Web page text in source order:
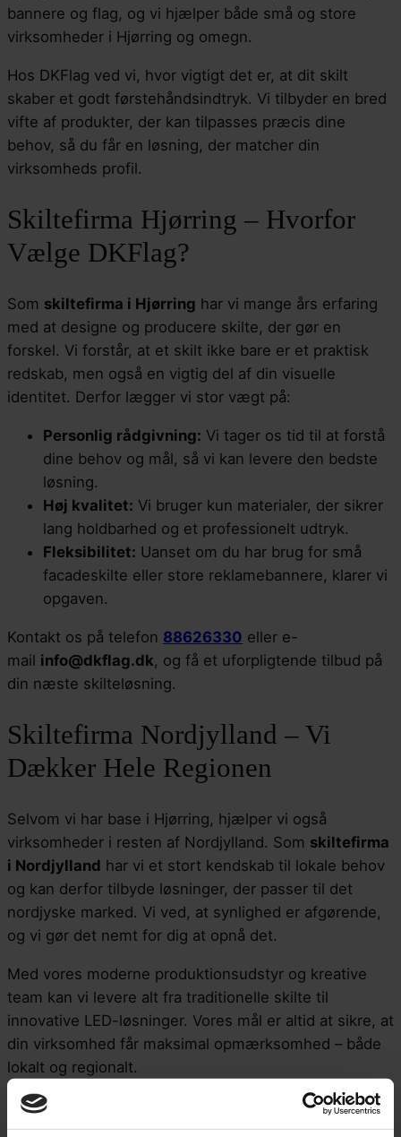
bannere og flag, og vi hjælper både små og store
virksomheder i Hjørring og omegn.
Hos DKFlag ved vi, hvor vigtigt det er, at dit skilt
skaber et godt førstehåndsindtryk. Vi tilbyder en bred
vifte af produkter, der kan tilpasses præcis dine
behov, så du får en løsning, der matcher din
virksomheds profil.
Skiltefirma Hjørring – Hvorfor
Vælge DKFlag?
Som skiltefirma i Hjørring har vi mange års erfaring
med at designe og producere skilte, der gør en
forskel. Vi forstår, at et skilt ikke bare er et praktisk
redskab, men også en vigtig del af din visuelle
identitet. Derfor lægger vi stor vægt på:
Personlig rådgivning: Vi tager os tid til at forstå
dine behov og mål, så vi kan levere den bedste
løsning.
Høj kvalitet: Vi bruger kun materialer, der sikrer
lang holdbarhed og et professionelt udtryk.
Fleksibilitet: Uanset om du har brug for små
facadeskilte eller store reklamebannere, klarer vi
opgaven.
Kontakt os på telefon 88626330 eller e-
mail info@dkflag.dk, og få et uforpligtende tilbud på
din næste skilteløsning.
Skiltefirma Nordjylland – Vi
Dækker Hele Regionen
Selvom vi har base i Hjørring, hjælper vi også
virksomheder i resten af Nordjylland. Som skiltefirma
i Nordjylland har vi et stort kendskab til lokale behov
og kan derfor tilbyde løsninger, der passer til det
nordjyske marked. Vi ved, at synlighed er afgørende,
og vi gør det nemt for dig at opnå det.
Med vores moderne produktionsudstyr og kreative
team kan vi levere alt fra traditionelle skilte til
innovative LED-løsninger. Vores mål er altid at sikre, at
din virksomhed får maksimal opmærksomhed – både
lokalt og regionalt.
Vores Produkter og Ydelser